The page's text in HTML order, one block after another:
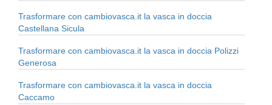
Trasformare con cambiovasca.it la vasca in doccia
Castellana Sicula
Trasformare con cambiovasca.it la vasca in doccia Polizzi
Generosa
Trasformare con cambiovasca.it la vasca in doccia
Caccamo